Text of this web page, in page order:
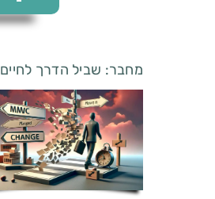
מחבר: שביל הדרך לחיים